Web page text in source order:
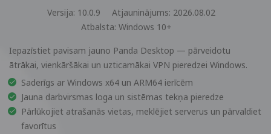
Versija: 10.0.9
Atjauninājums: 2026.08.02
Atbalsta: Windows 10+
Iepazīstiet pavisam jauno Panda Desktop — pārveidotu
ātrākai, vienkāršākai un uzticamākai VPN pieredzei Windows.
Saderīgs ar Windows x64 un ARM64 ierīcēm
Jauna darbvirsmas loga un sistēmas tekņa pieredze
Pārlūkojiet atrašanās vietas, meklējiet serverus un pārvaldiet
favorītus